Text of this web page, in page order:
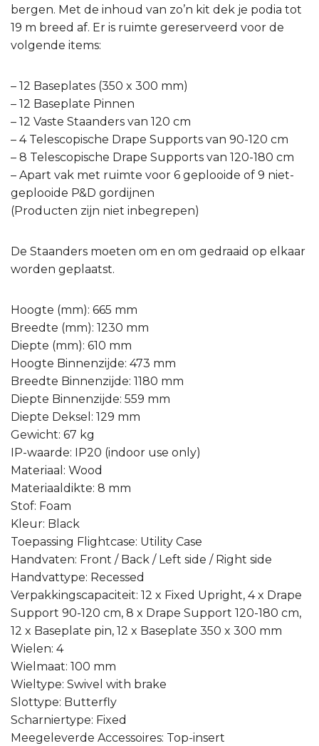
bergen. Met de inhoud van zo’n kit dek je podia tot
19 m breed af. Er is ruimte gereserveerd voor de
volgende items:
– 12 Baseplates (350 x 300 mm)
– 12 Baseplate Pinnen
– 12 Vaste Staanders van 120 cm
– 4 Telescopische Drape Supports van 90-120 cm
– 8 Telescopische Drape Supports van 120-180 cm
– Apart vak met ruimte voor 6 geplooide of 9 niet-
geplooide P&D gordijnen
(Producten zijn niet inbegrepen)
De Staanders moeten om en om gedraaid op elkaar
worden geplaatst.
Hoogte (mm): 665 mm
Breedte (mm): 1230 mm
Diepte (mm): 610 mm
Hoogte Binnenzijde: 473 mm
Breedte Binnenzijde: 1180 mm
Diepte Binnenzijde: 559 mm
Diepte Deksel: 129 mm
Gewicht: 67 kg
IP-waarde: IP20 (indoor use only)
Materiaal: Wood
Materiaaldikte: 8 mm
Stof: Foam
Kleur: Black
Toepassing Flightcase: Utility Case
Handvaten: Front / Back / Left side / Right side
Handvattype: Recessed
Verpakkingscapaciteit: 12 x Fixed Upright, 4 x Drape
Support 90-120 cm, 8 x Drape Support 120-180 cm,
12 x Baseplate pin, 12 x Baseplate 350 x 300 mm
Wielen: 4
Wielmaat: 100 mm
Wieltype: Swivel with brake
Slottype: Butterfly
Scharniertype: Fixed
Meegeleverde Accessoires: Top-insert